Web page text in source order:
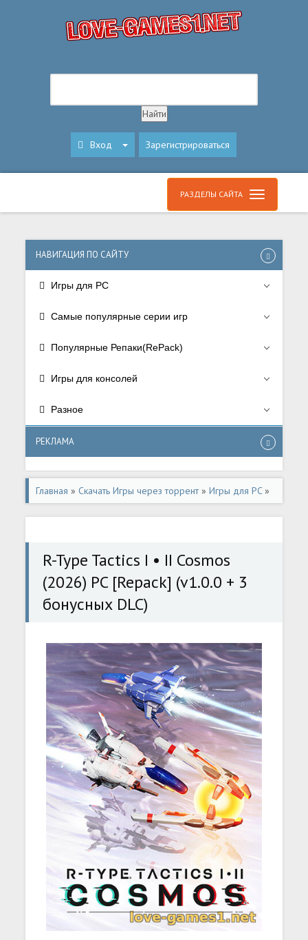
Вход Зарегистрироваться
РАЗДЕЛЫ САЙТА
НАВИГАЦИЯ ПО САЙТУ
Игры для PC
Самые популярные серии игр
Популярные Репаки(RePack)
Игры для консолей
Разное
РЕКЛАМА
Главная » Скачать Игры через торрент»Игры для PC»
Стратегии/Strategy
R-Type Tactics I • II Cosmos
(2026) PC [Repack] (v1.0.0 + 3
бонусных DLC)